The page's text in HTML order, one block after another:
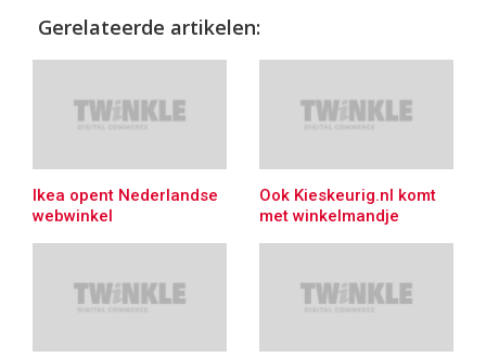
Gerelateerde artikelen:
Ikea opent Nederlandse
webwinkel
Ook Kieskeurig.nl komt
met winkelmandje